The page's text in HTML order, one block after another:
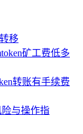
移
矿工费低多
转账有手续费
与操作指